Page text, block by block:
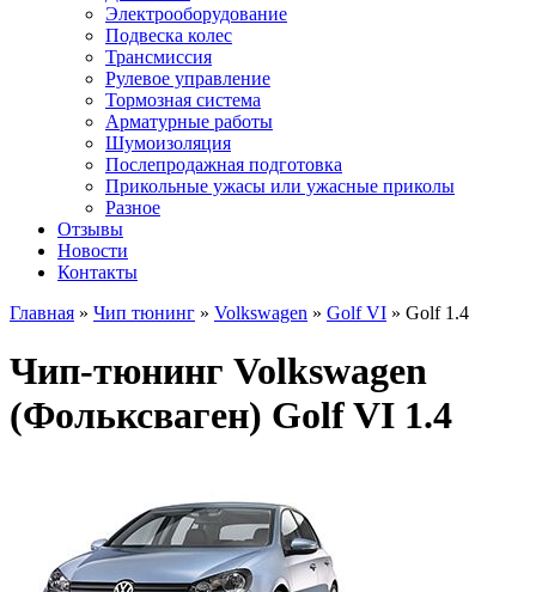
Электрооборудование
Подвеска колес
Трансмиссия
Рулевое управление
Тормозная система
Арматурные работы
Шумоизоляция
Послепродажная подготовка
Прикольные ужасы или ужасные приколы
Разное
Отзывы
Новости
Контакты
Главная » Чип тюнинг » Volkswagen » Golf VI » Golf 1.4
Чип-тюнинг Volkswagen
(Фольксваген) Golf VI 1.4